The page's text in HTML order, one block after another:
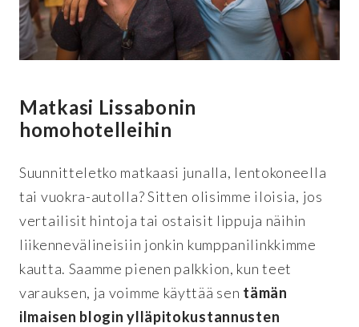
Matkasi Lissabonin
homohotelleihin
Suunnitteletko matkaasi junalla, lentokoneella
tai vuokra-autolla? Sitten olisimme iloisia, jos
vertailisit hintoja tai ostaisit lippuja näihin
liikennevälineisiin jonkin kumppanilinkkimme
kautta. Saamme pienen palkkion, kun teet
varauksen, ja voimme käyttää sen tämän
ilmaisen blogin ylläpitokustannusten